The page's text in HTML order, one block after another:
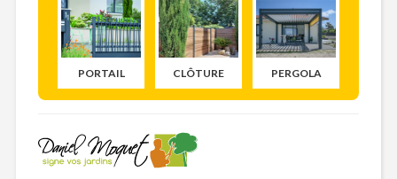
PORTAIL CLÔTURE PERGOLA